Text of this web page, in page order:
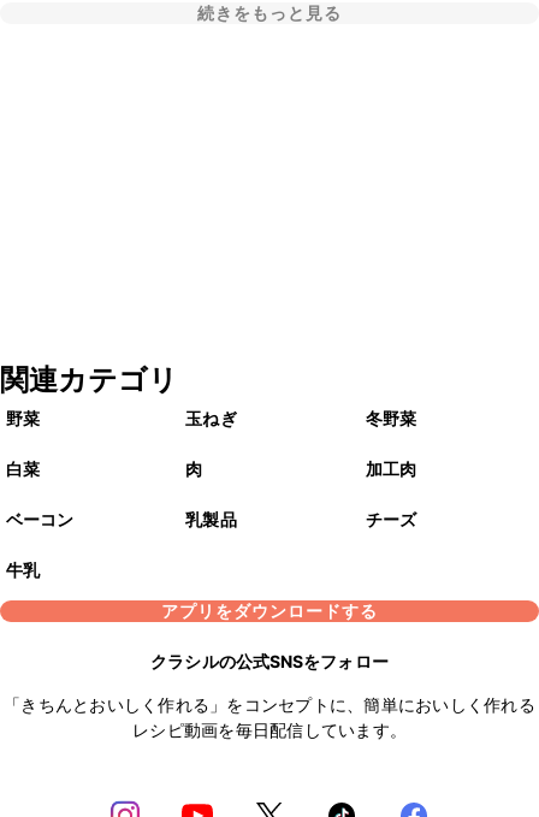
続きをもっと見る
関連カテゴリ
野菜 玉ねぎ 冬野菜
白菜 肉 加工肉
ベーコン 乳製品 チーズ
牛乳
アプリをダウンロードする
クラシルの公式SNSをフォロー
「きちんとおいしく作れる」をコンセプトに、簡単においしく作れる
レシピ動画を毎日配信しています。